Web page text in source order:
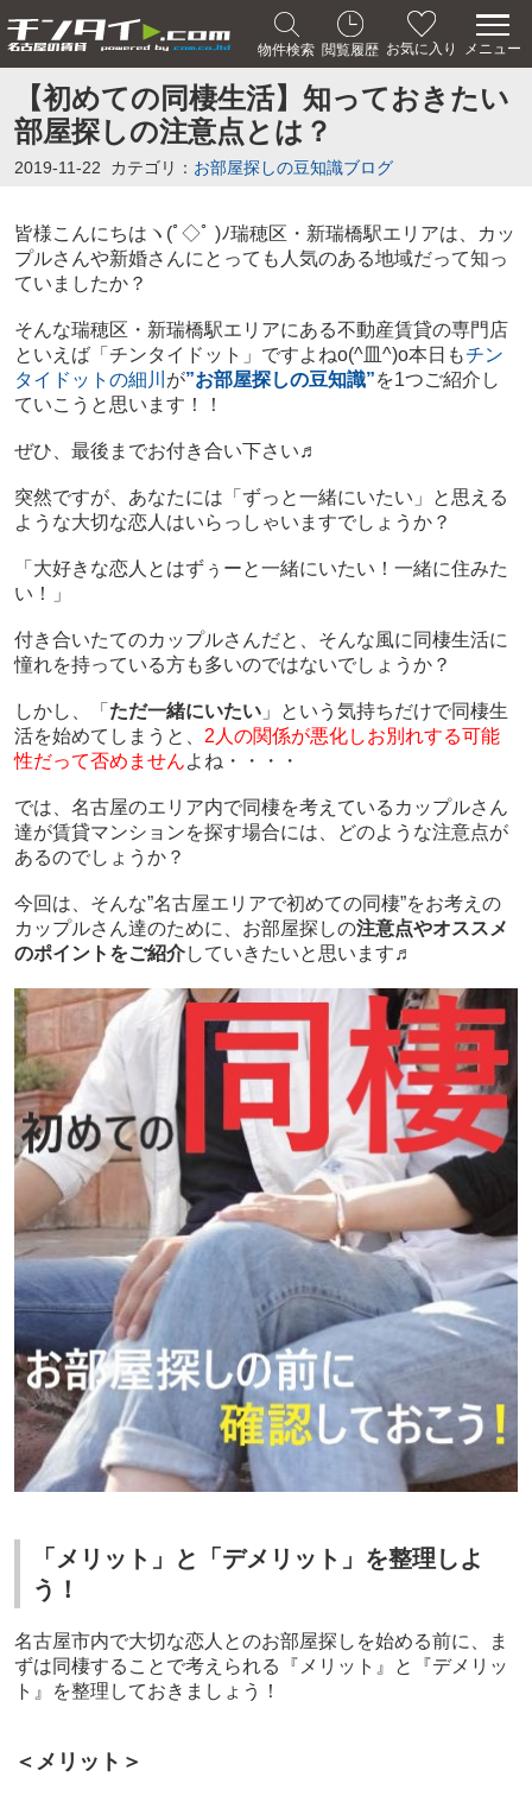
物件検索 閲覧履歴 お気に入り メニュー
【初めての同棲生活】知っておきたい
部屋探しの注意点とは？
2019-11-22 カテゴリ： お部屋探しの豆知識ブログ
皆様こんにちは ヽ(ﾟ◇ﾟ )ﾉ瑞穂区・新瑞橋駅エリアは、カッ
プルさんや新婚さんにとっても人気のある地域だって知っ
ていましたか？
そんな瑞穂区・新瑞橋駅エリアにある不動産賃貸の専門店
といえば「チンタイドット」ですよねo(^皿^)o本日もチン
タイドットの細川 が”お部屋探しの豆知識”を1つご紹介し
ていこうと思います！！
ぜひ、最後までお付き合い下さい♬
突然ですが、あなたには「ずっと一緒にいたい」と思える
ような大切な恋人はいらっしゃいますでしょうか？
「大好きな恋人とはずぅーと一緒にいたい！一緒に住みた
い！」
付き合いたてのカップルさんだと、そんな風に同棲生活に
憧れを持っている方も多いのではないでしょうか？
しかし、「 ただ一緒にいたい」という気持ちだけで同棲生
活を始めてしまうと、 2人の関係が悪化しお別れする可能
性だって否めませんよね・・・・
では、名古屋のエリア内で同棲を考えているカップルさん
達が賃貸マンションを探す場合には、どのような注意点が
あるのでしょうか？
今回は、そんな”名古屋エリアで初めての同棲”をお考えの
カップルさん達のために、お部屋探しの注意点やオススメ
のポイントをご紹介していきたいと思います♬
「メリット」と「デメリット」を整理しよ
う！
名古屋市内で大切な恋人とのお部屋探しを始める前に、ま
ずは同棲することで考えられる『メリット』と『デメリッ
ト』を整理しておきましょう！
＜メリット＞